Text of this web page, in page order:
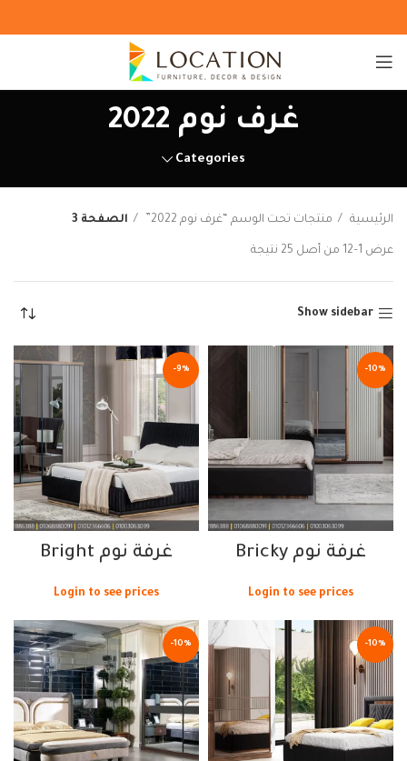
غرف نوم 2022
Categories
الرئيسية منتجات تحت الوسم “غرف نوم 2022” الصفحة 3
عرض 1–12 من أصل 25 نتيجة
Show sidebar
-10%
غرفة نوم Bricky
Login to see prices
-9%
غرفة نوم Bright
Login to see prices
-10%
-10%